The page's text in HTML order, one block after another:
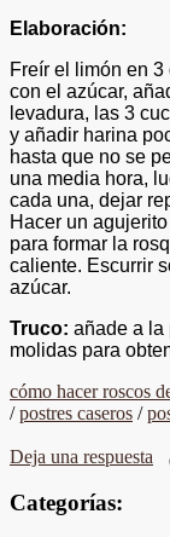
Elaboración:
Freír el limón en
con el azúcar,
levadura, las 3
y añadir harina
hasta que no se
una media hora,
cada una, dejar
Hacer un
para formar la
caliente. Escurrir
azúcar.
Truco: añade a la
molidas para
cómo hacer roscos
/postres caseros /
Deja una respuesta
Categorías: